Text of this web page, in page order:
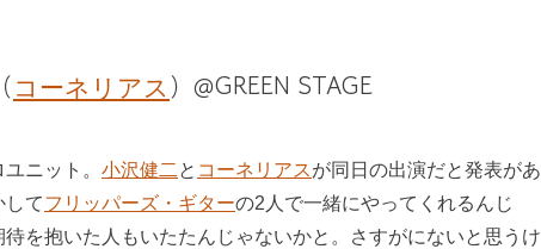
（コーネリアス）＠GREEN STAGE
ニット。 小沢健二 と コーネリアスが同日の出演だと発表があ
してフリッパーズ・ギターの2人で一緒にやってくれるんじ
を抱いた人もいたたんじゃないかと。さすがにないと思うけ